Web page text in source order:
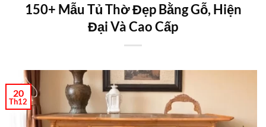
150+ Mẫu Tủ Thờ Đẹp Bằng Gỗ, Hiện
Đại Và Cao Cấp
20
Th12